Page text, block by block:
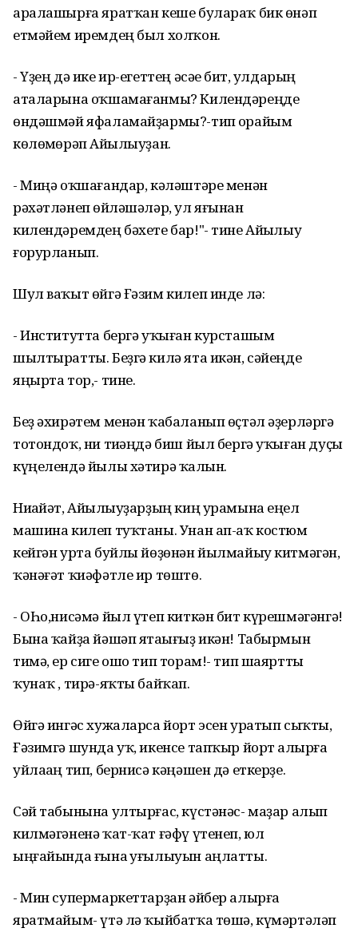
аралашырға яратҡан кеше булараҡ бик өнәп
етмәйем иремдең был холҡон.
- Үҙең дә ике ир-егеттең әсәһе бит, улдарың
аталарына оҡшамағанмы? Килендәреңде
өндәшмәй яфаламайҙармы?-тип һорайым
көлөмһөрәп Айһылыуҙан.
- Миңә оҡшағандар, кәләштәре менән
рәхәтләнеп һөйләшәләр, ул яғынан
килендәремдең бәхете бар!"- тине Айһылыу
ғорурланып.
Шул ваҡыт өйгә Ғәзим килеп инде лә:
- Институтта бергә уҡыған курсташым
шылтыратты. Беҙгә килә ята икән, сәйеңде
яңырта тор,- тине.
Беҙ әхирәтем менән ҡабаланып өҫтәл әҙерләргә
тотондоҡ, ни тиһәңдә биш йыл бергә уҡыған дуҫы
күңелендә йылы хәтирә ҡалһын.
Ниһайәт, Айһылыуҙарҙың киң урамына еңел
машина килеп туҡтаны. Унан ап-аҡ костюм
кейгән урта буйлы йөҙөнән йылмайыу китмәгән,
ҡәнәғәт ҡиәфәтле ир төштө.
- ОҺо,нисәмә йыл үтеп киткән бит күрешмәгәнгә!
Бына ҡайҙа йәшәп ятаһығыҙ икән! Табырмын
тимә, ер сиге ошо тип торам!- тип шаяртты
ҡунаҡ , тирә-яҡты байҡап.
Өйгә ингәс хужаларса йорт эсен уратып сыҡты,
Ғәзимгә шунда уҡ, икенсе тапҡыр йорт һалырға
уйлаһаң тип, бернисә кәңәшен дә еткерҙе.
Сәй табынына ултырғас, күстәнәс- маҙар алып
килмәгәненә ҡат-ҡат ғәфү үтенеп, юл
ыңғайында ғына һуғылыуын аңлатты.
- Мин супермаркеттарҙан әйбер алырға
яратмайым- үтә лә ҡыйбатҡа төшә, күмәртәләп